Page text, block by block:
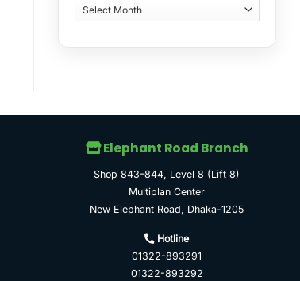
Elephant Road Branch
Shop 843–844, Level 8 (Lift 8)
Multiplan Center
New Elephant Road, Dhaka-1205
Hotline
01322-893291
01322-893292